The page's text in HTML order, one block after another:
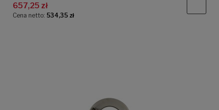
657,25 zł
Cena netto: 534,35 zł